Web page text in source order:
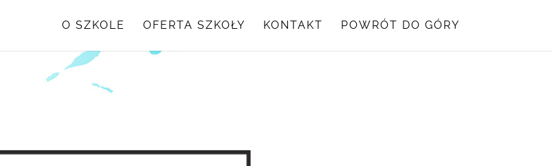
O SZKOLE OFERTA SZKOŁY KONTAKT POWRÓT DO GÓRY